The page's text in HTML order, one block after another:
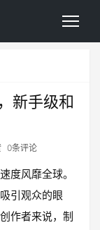
新手级和
0条评论
度风靡全球。
引观众的眼
作者来说，制